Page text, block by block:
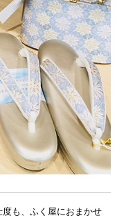
も、ふく屋におまかせ